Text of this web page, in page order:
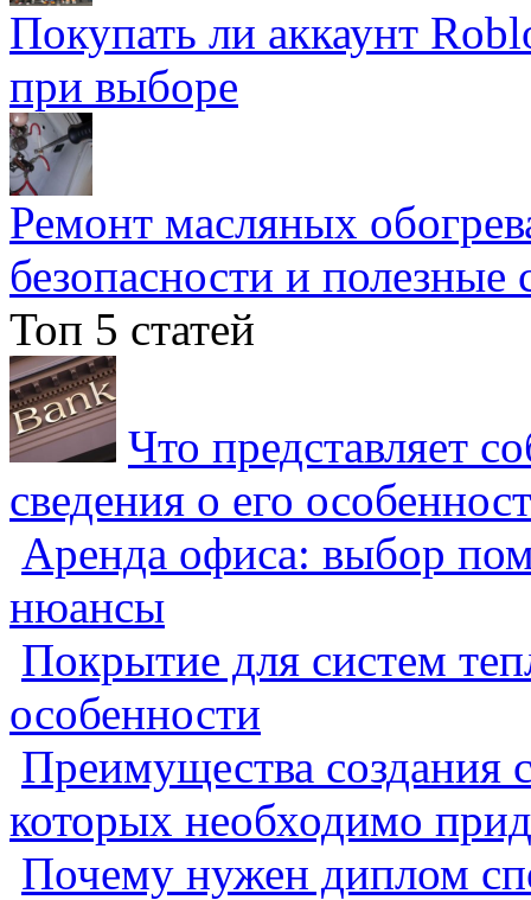
Покупать ли аккаунт
при выборе
Ремонт масляных
безопасности и полезные
Топ 5 статей
Что представляет
сведения о его
Аренда офиса: выбор
нюансы
Покрытие для систем
особенности
Преимущества создания
которых необходимо
Почему нужен диплом